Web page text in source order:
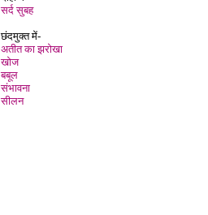
सर्द सुबह
छंदमुक्त में-
अतीत का झरोखा
खोज
बबूल
संभावना
सीलन